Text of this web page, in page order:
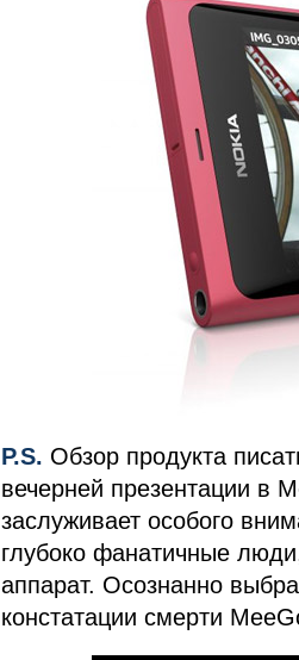
P.S. Обзор продукта
вечерней презентации в
заслуживает особого
глубоко фанатичные
аппарат. Осознанно
констатации смерти